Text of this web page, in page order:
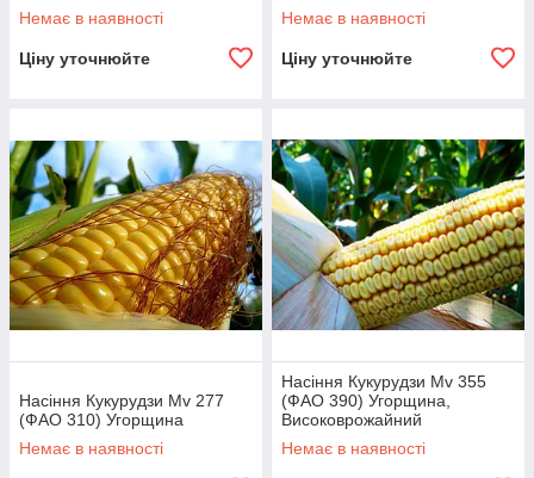
Немає в наявності
Ціну уточнюйте
Немає в наявності
Ціну уточнюйте
Насіння Кукурудзи Mv 277
(ФАО 310) Угорщина
Немає в наявності
Насіння Кукурудзи Mv 355
(ФАО 390) Угорщина,
Високоврожайний
Немає в наявності